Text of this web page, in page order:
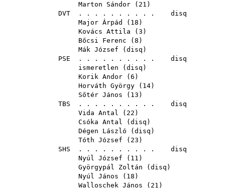
Marton Sándor ( 21 )
DVT . . . . . . . . . . disq
Major Árpád
( 18 )
Kovács Attila ( 3 )
Bőcsi Ferenc ( 8 )
Mák József ( disq )
PSE . . . . . . . . . . disq
ismeretlen ( disq )
Korik Andor ( 6 )
Horváth György ( 14)
Sőtér János ( 13 )
TBS . . . . . . . . . . disq
Vida Antal ( 22 )
Csóka Antal ( disq )
Dégen László ( disq )
Tóth József ( 23 )
SHS . . . . . . . . . . disq
Nyúl József ( 11 )
Györgypál Zoltán ( disq )
Nyúl János ( 18 )
Walloschek János ( 21 )